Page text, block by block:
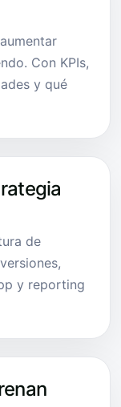
Con KPIs,
y qué
de
y reporting